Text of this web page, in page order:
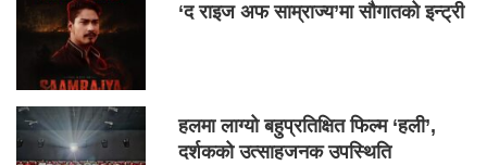
‘द राइज अफ साम्राज्य’मा सौगातको इन्ट्री
हलमा लाग्यो बहुप्रतिक्षित फिल्म ‘हली’,
दर्शकको उत्साहजनक उपस्थिति